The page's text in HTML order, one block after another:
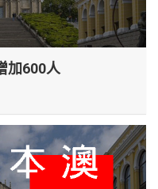
加600人